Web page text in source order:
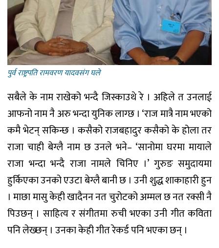
पुर्व राष्ट्रपति रामवरण यादवसंग घले
सबैले के नाम राखेको भन्दै जिस्काउथे रे । अहिले त उनलाई
आफनो नाम नै अरु भन्दा युनिक लाग्छ । ‘राज मात्रै नाम भएको
कमै भेटन् सकिन्छ । कसैको राजबहादुर कसैको के होला तर
राजा चाही बेग्लै नाम छ उनले भने– ‘सानोमा घरमा मायाले
राजा भन्दा भन्दै राजा नामले चिनिए ।’ गुरुङ समुदायमा
हुर्किएका उनको एउटा बेग्लै बानी छ । उनी शुद्ध शाकाहारी हुन
। माछा मासु केही खादैनन नत चुरोटको अम्मल छ नत रक्सी नै
पिउछन् । साहित्य र संगीतमा रुची भएका उनी गीत कविता
पनि लेख्छन् । उनका केही गीत रेकर्ड पनि भएका छन् ।